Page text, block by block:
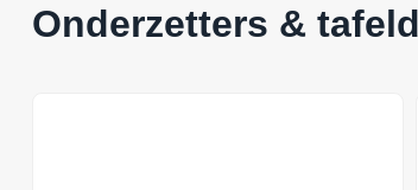
Onderzetters &